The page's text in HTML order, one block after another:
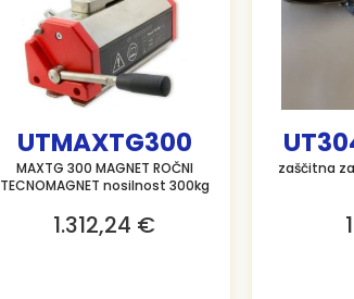
UTMAXTG300
MAXTG 300 MAGNET ROČNI
TECNOMAGNET nosilnost 300kg
1.312,24 €
zaščitna za